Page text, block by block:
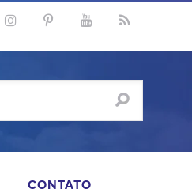
CONTATO